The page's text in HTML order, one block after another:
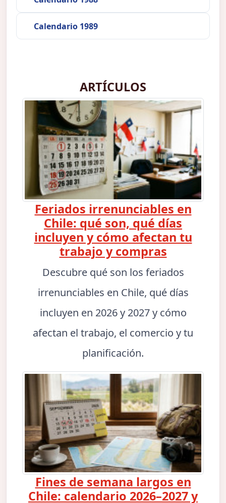
Calendario 1989
ARTÍCULOS
Feriados irrenunciables en
Chile: qué son, qué días
incluyen y cómo afectan tu
trabajo y compras
Descubre qué son los feriados
irrenunciables en Chile, qué días
incluyen en 2026 y 2027 y cómo
afectan el trabajo, el comercio y tu
planificación.
Fines de semana largos en
Chile: calendario 2026–2027 y